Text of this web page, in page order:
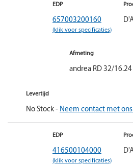
EDP
657003200160
(klik voor specificaties)
Afmeting
andrea RD 32/16.24
Levertijd
No Stock - Neem contact met
EDP
416500104000
(klik voor specificaties)